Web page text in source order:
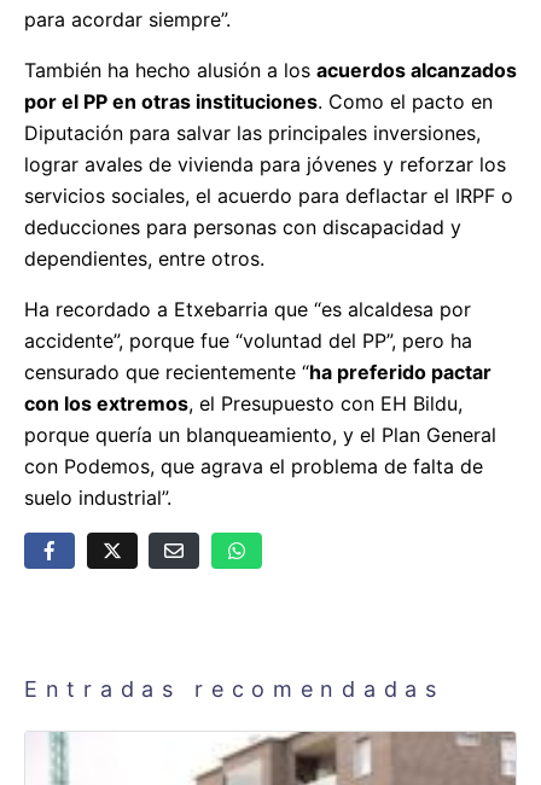
para acordar siempre”.
También ha hecho alusión a los acuerdos alcanzados
por el PP en otras instituciones. Como el pacto en
Diputación para salvar las principales inversiones,
lograr avales de vivienda para jóvenes y reforzar los
servicios sociales, el acuerdo para deflactar el IRPF o
deducciones para personas con discapacidad y
dependientes, entre otros.
Ha recordado a Etxebarria que “es alcaldesa por
accidente”, porque fue “voluntad del PP”, pero ha
censurado que recientemente “ha preferido pactar
con los extremos, el Presupuesto con EH Bildu,
porque quería un blanqueamiento, y el Plan General
con Podemos, que agrava el problema de falta de
suelo industrial”.
Entradas recomendadas